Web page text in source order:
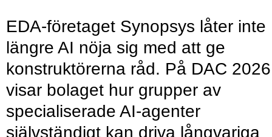
EDA-företaget Synopsys låter inte
längre AI nöja sig med att ge
konstruktörerna råd. På DAC 2026
visar bolaget hur grupper av
specialiserade AI-agenter
självständigt kan driva långvariga